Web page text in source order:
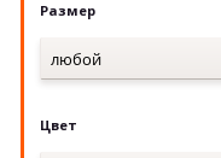
Размер
любой
Цвет